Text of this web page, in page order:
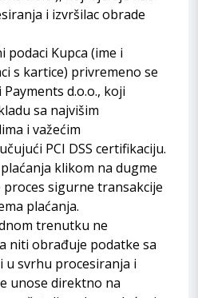
i izvršilac obrade
podaci Kupca (ime i
s kartice) privremeno se
d.o.o., koji
sa najvišim
i važećim
PCI DSS certifikaciju.
klikom na dugme
proces sigurne transakcije
plaćanja.
trenutku ne
niti obrađuje podatke sa
u svrhu procesiranja i
unose direktno na